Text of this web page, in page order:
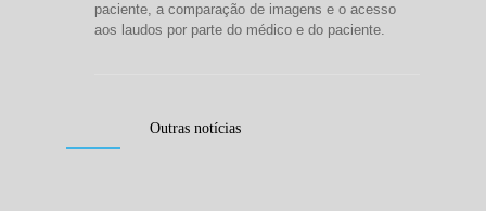
paciente, a comparação de imagens e o acesso
aos laudos por parte do médico e do paciente.
Outras notícias